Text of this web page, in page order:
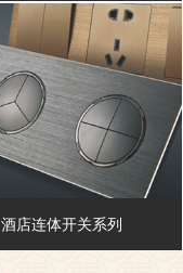
酒店连体开关系列